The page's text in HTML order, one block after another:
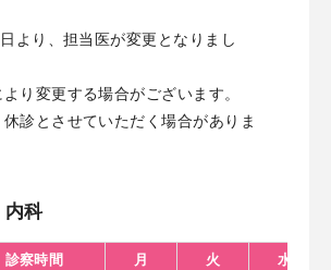
より、担当医が変更となりまし
り変更する場合がございます。
診とさせていただく場合がありま
内科
診察時間 月 火 水